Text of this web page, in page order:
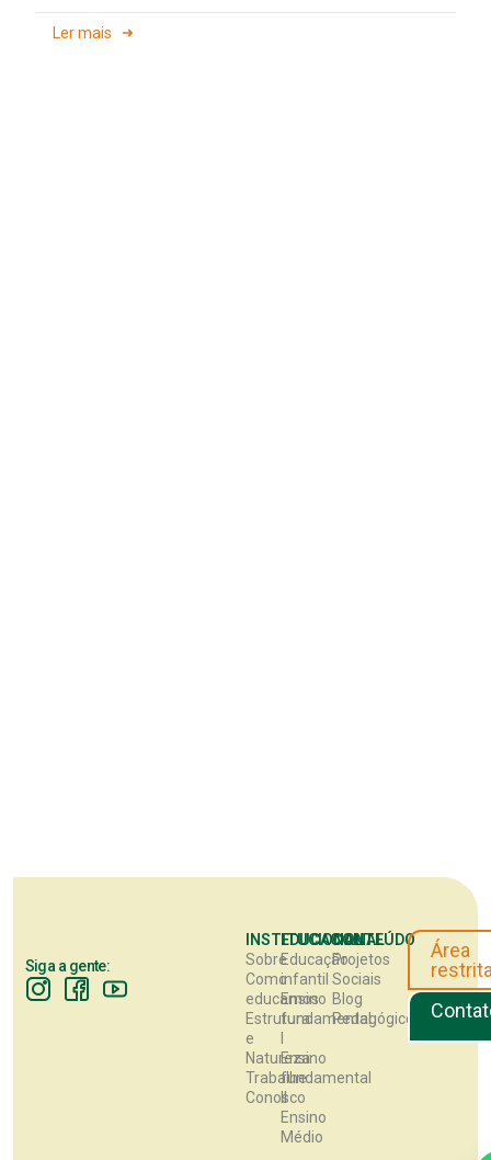
Ler mais
Siga a gente:
INSTITUCIONAL
Sobre
Como
educamos
Estrutura
e
Natureza
Trabalhe
Conosco
EDUCACIONAL
Educação
infantil
Ensino
fundamental
Ensino
fundamental
II
Ensino
Médio
CONTEÚDO
Blog
Pedagógico
Projetos
Sociais
Área